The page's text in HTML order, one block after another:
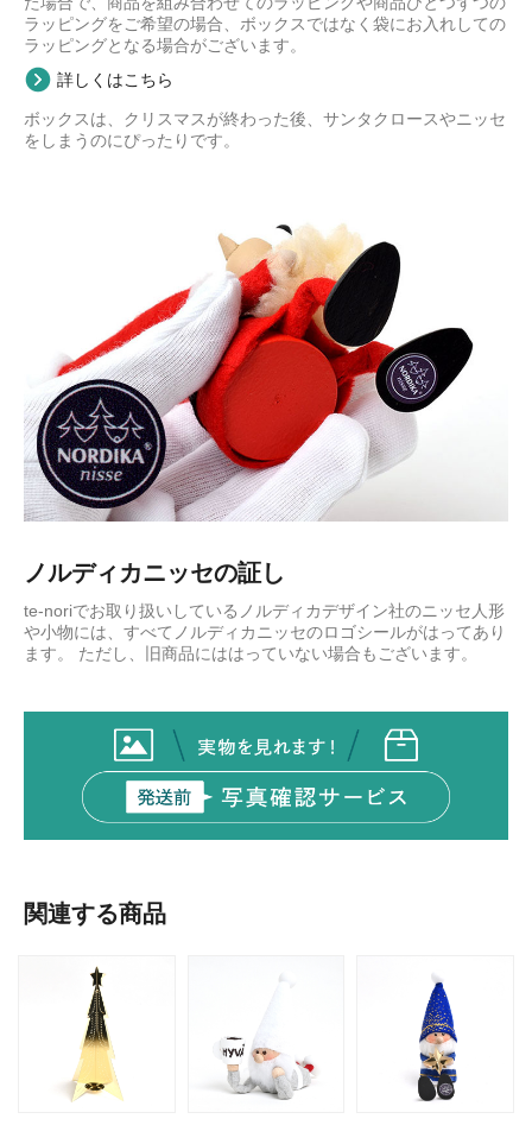
ラッピングをご希望の場合、ボックスではなく袋にお入れしての
ラッピングとなる場合がございます。
詳しくはこちら
ボックスは、クリスマスが終わった後、サンタクロースやニッセ
をしまうのにぴったりです。
ノルディカニッセの証し
te-noriでお取り扱いしているノルディカデザイン社のニッセ人形
や小物には、すべてノルディカニッセのロゴシールがはってあり
ます。 ただし、旧商品にははっていない場合もございます。
関連する商品